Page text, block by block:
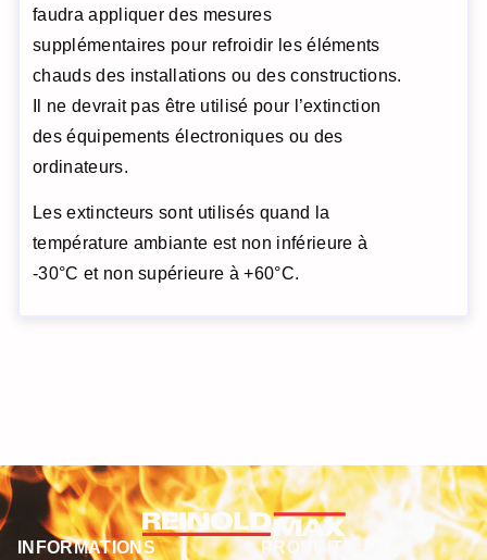
faudra appliquer des mesures
supplémentaires pour refroidir les éléments
chauds des installations ou des constructions.
Il ne devrait pas être utilisé pour l’extinction
des équipements électroniques ou des
ordinateurs.
Les extincteurs sont utilisés quand la
température ambiante est non inférieure à
-30°C et non supérieure à +60°C.
INFORMATIONS PRODUITS